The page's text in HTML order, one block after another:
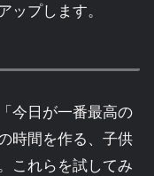
ップします。
今日が一番最高の
時間を作る、子供
これらを試してみ